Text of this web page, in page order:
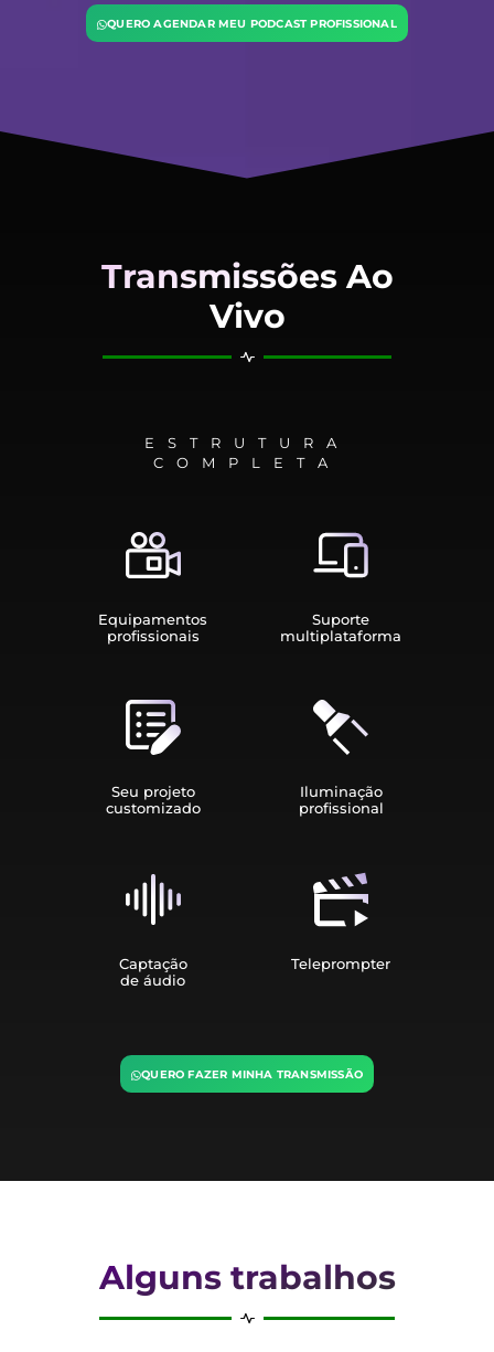
QUERO AGENDAR MEU PODCAST PROFISSIONAL
Transmissões Ao
Vivo
ESTRUTURA
COMPLETA
Equipamen­tos
profissionais
Suporte
multiplata­forma
Seu projeto
customizado
Iluminação
profissional
Captação
de áudio
Teleprompter
QUERO FAZER MINHA TRANSMISSÃO
Alguns trabalhos